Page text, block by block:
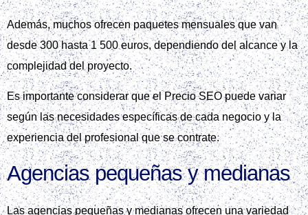
Además, muchos ofrecen paquetes mensuales que van
desde 300 hasta 1 500 euros, dependiendo del alcance y la
complejidad del proyecto.
Es importante considerar que el Precio SEO puede variar
según las necesidades específicas de cada negocio y la
experiencia del profesional que se contrate.
Agencias pequeñas y medianas
Las agencias pequeñas y medianas ofrecen una variedad